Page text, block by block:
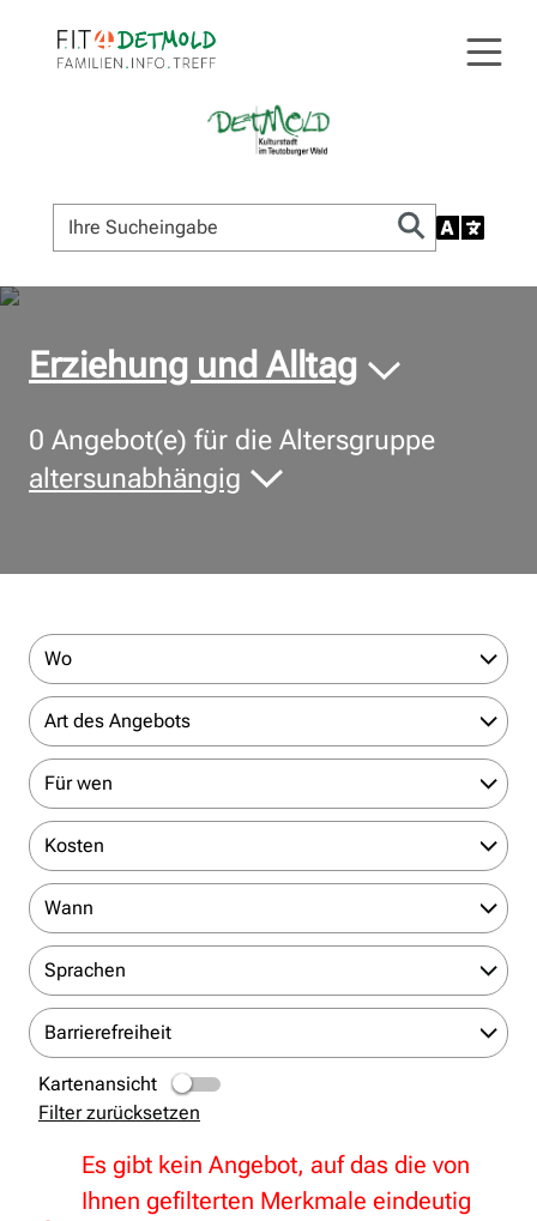
© Bildnachweis
Erziehung und Alltag
0 Angebot(e) für die Altersgruppe
altersunabhängig
Wo
Art des Angebots
Für wen
Kosten
Wann
Sprachen
Barrierefreiheit
Kartenansicht
Filter zurücksetzen
Es gibt kein Angebot, auf das die von
Ihnen gefilterten Merkmale eindeutig